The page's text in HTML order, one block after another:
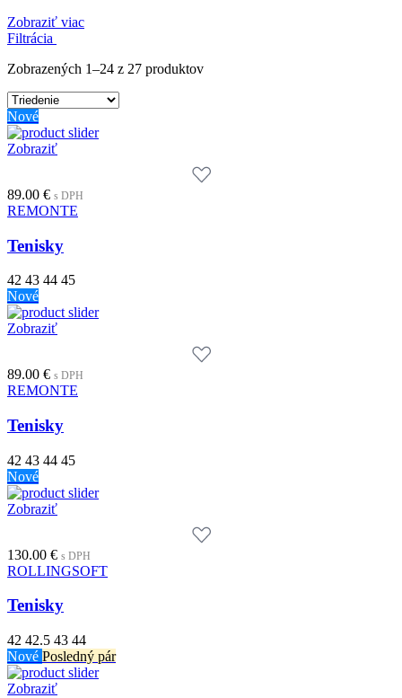
Zobraziť viac
Filtrácia
Zobrazených 1–24 z 27 produktov
Nové
Zobraziť
89.00 € s DPH
REMONTE
Tenisky
42 43 44 45
Nové
Zobraziť
89.00 € s DPH
REMONTE
Tenisky
42 43 44 45
Nové
Zobraziť
130.00 € s DPH
ROLLINGSOFT
Tenisky
42 42.5 43 44
Nové Posledný pár
Zobraziť